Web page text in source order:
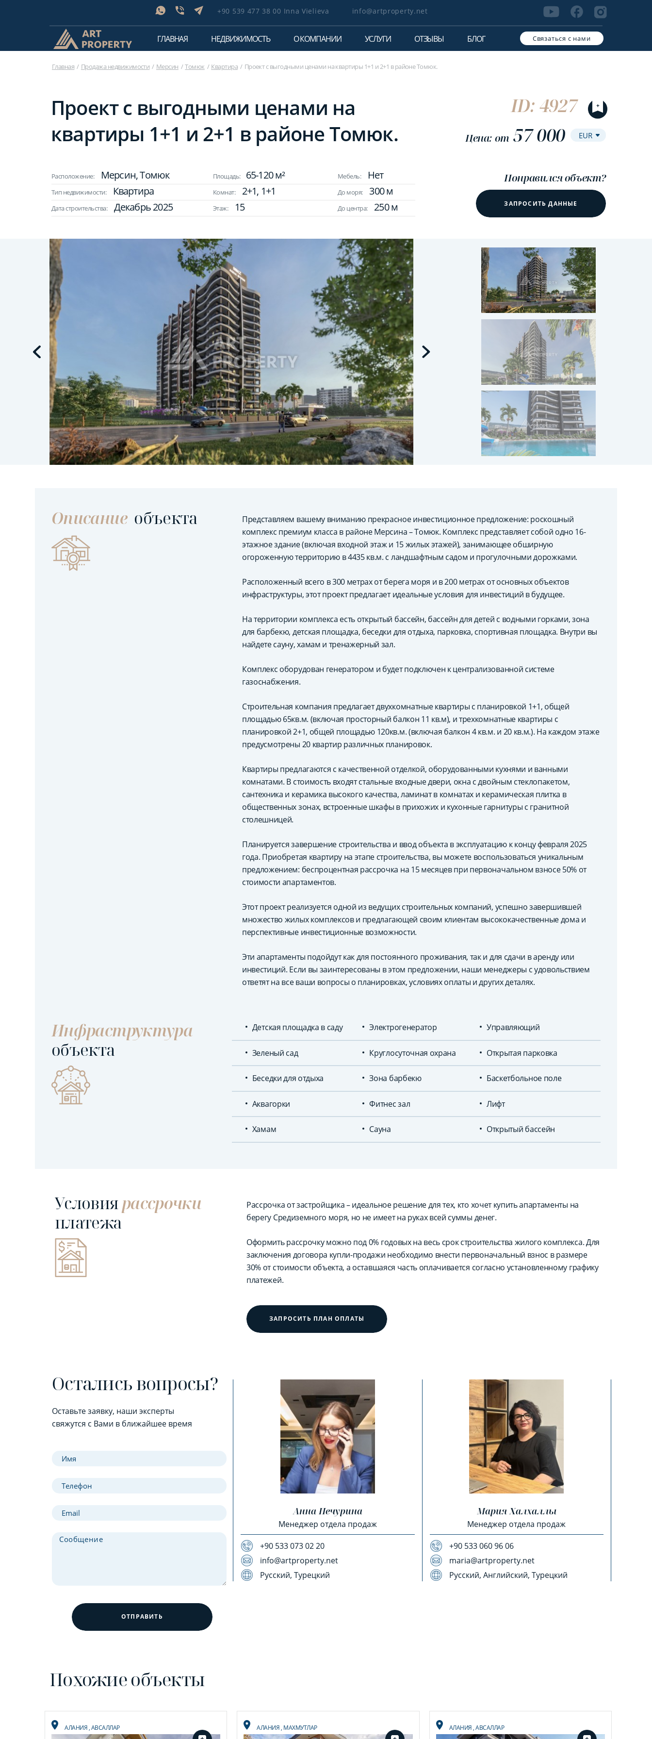
+90 539 477 38 00 Inna Vielieva info@artproperty.net
ГЛАВНАЯ НЕДВИЖИМОСТЬ О КОМПАНИИ УСЛУГИ ОТЗЫВЫ БЛОГ Связаться с нами
Главная Продажа недвижимости Мерсин Томюк Квартира Проект с выгодными ценами на квартиры 1+1 и 2+1 в районе Томюк.
Проект с выгодными ценами на
квартиры 1+1 и 2+1 в районе Томюк.
ID: 4927
Цена: от 57 000
Расположение: Мерсин, Томюк Площадь: 65-120 м² Мебель: Нет
Тип недвижимости: Квартира Комнат: 2+1, 1+1 До моря: 300 м
Дата строительства: Декабрь 2025 Этаж: 15 До центра: 250 м
Понравился объект?
ЗАПРОСИТЬ ДАННЫЕ
Описание объекта
Представляем вашему вниманию прекрасное инвестиционное предложение: роскошный
комплекс премиум класса в районе Мерсина – Томюк. Комплекс представляет собой одно 16-
этажное здание (включая входной этаж и 15 жилых этажей), занимающее обширную
огороженную территорию в 4435 кв.м. с ландшафтным садом и прогулочными дорожками.
Расположенный всего в 300 метрах от берега моря и в 200 метрах от основных объектов
инфраструктуры, этот проект предлагает идеальные условия для инвестиций в будущее.
На территории комплекса есть открытый бассейн, бассейн для детей с водными горками, зона
для барбекю, детская площадка, беседки для отдыха, парковка, спортивная площадка. Внутри вы
найдете сауну, хамам и тренажерный зал.
Комплекс оборудован генератором и будет подключен к централизованной системе
газоснабжения.
Строительная компания предлагает двухкомнатные квартиры с планировкой 1+1, общей
площадью 65кв.м. (включая просторный балкон 11 кв.м), и трехкомнатные квартиры с
планировкой 2+1, общей площадью 120кв.м. (включая балкон 4 кв.м. и 20 кв.м.). На каждом этаже
предусмотрены 20 квартир различных планировок.
Квартиры предлагаются с качественной отделкой, оборудованными кухнями и ванными
комнатами. В стоимость входят стальные входные двери, окна с двойным стеклопакетом,
сантехника и керамика высокого качества, ламинат в комнатах и керамическая плитка в
общественных зонах, встроенные шкафы в прихожих и кухонные гарнитуры с гранитной
столешницей.
Планируется завершение строительства и ввод объекта в эксплуатацию к концу февраля 2025
года. Приобретая квартиру на этапе строительства, вы можете воспользоваться уникальным
предложением: беспроцентная рассрочка на 15 месяцев при первоначальном взносе 50% от
стоимости апартаментов.
Этот проект реализуется одной из ведущих строительных компаний, успешно завершившей
множество жилых комплексов и предлагающей своим клиентам высококачественные дома и
перспективные инвестиционные возможности.
Эти апартаменты подойдут как для постоянного проживания, так и для сдачи в аренду или
инвестиций. Если вы заинтересованы в этом предложении, наши менеджеры с удовольствием
ответят на все ваши вопросы о планировках, условиях оплаты и других деталях.
Инфраструктура
объекта
Детская площадка в саду Электрогенератор Управляющий
Зеленый сад Круглосуточная охрана Открытая парковка
Беседки для отдыха Зона барбекю Баскетбольное поле
Аквагорки Фитнес зал Лифт
Хамам Сауна Открытый бассейн
Условиярассрочки
платежа
Рассрочка от застройщика – идеальное решение для тех, кто хочет купить апартаменты на
берегу Средиземного моря, но не имеет на руках всей суммы денег.
Оформить рассрочку можно под 0% годовых на весь срок строительства жилого комплекса. Для
заключения договора купли-продажи необходимо внести первоначальный взнос в размере
30% от стоимости объекта, а оставшаяся часть оплачивается согласно установленному графику
платежей.
ЗАПРОСИТЬ ПЛАН ОПЛАТЫ
Остались вопросы?
Оставьте заявку, наши эксперты
свяжутся с Вами в ближайшее время
ОТПРАВИТЬ
Анна Печурина
Менеджер отдела продаж
+90 533 073 02 20
info@artproperty.net
Русский, Турецкий
Мария Халхаллы
Менеджер отдела продаж
+90 533 060 96 06
maria@artproperty.net
Русский, Английский, Турецкий
Похожие объекты
АЛАНИЯ,АВСАЛЛАР АЛАНИЯ, МАХМУТЛАР АЛАНИЯ,АВСАЛЛАР